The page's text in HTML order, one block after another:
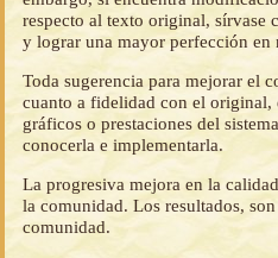
respecto al texto original, sírvase
y lograr una mayor perfección en
Toda sugerencia para mejorar el
cuanto a fidelidad con el original,
gráficos o prestaciones del
conocerla e implementarla.
La progresiva mejora en la
la comunidad. Los resultados,
comunidad.